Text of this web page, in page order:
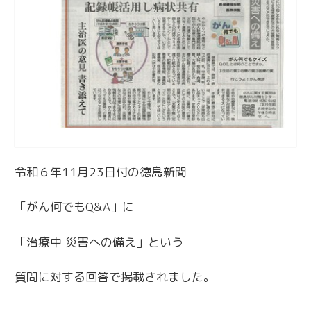
令和６年11月23日付の徳島新聞
「がん何でもQ&A」に
「治療中 災害への備え」という
質問に対する回答で掲載されました。